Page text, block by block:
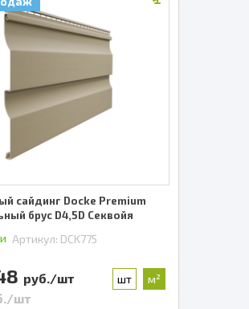
сайдинг Docke Premium
брус D4,5D Секвойя
Артикул: DCK775
руб./шт шт м²
шт